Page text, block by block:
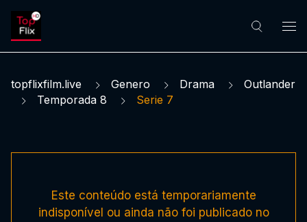
topflixfilm.live Genero Drama
Outlander
Temporada 8
Serie 7
Este conteúdo está temporariamente
indisponível ou ainda não foi publicado no